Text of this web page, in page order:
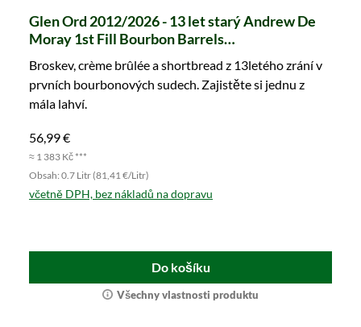
Glen Ord 2012/2026 - 13 let starý Andrew De
Moray 1st Fill Bourbon Barrels
Broskev, crème brûlée a shortbread z 13letého zrání v
prvních bourbonových sudech. Zajistěte si jednu z
mála lahví.
56,99 €
≈ 1 383 Kč ***
Obsah: 0.7 Litr (81,41 €/Litr)
včetně DPH, bez nákladů na dopravu
Do košíku
Všechny vlastnosti produktu